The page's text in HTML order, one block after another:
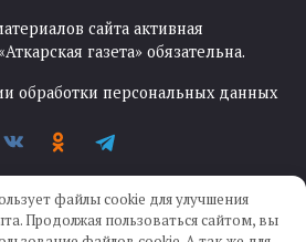
сайта активная
газета» обязательна.
обработки персональных данных
файлы cookie для улучшения
Продолжая пользоваться сайтом, вы